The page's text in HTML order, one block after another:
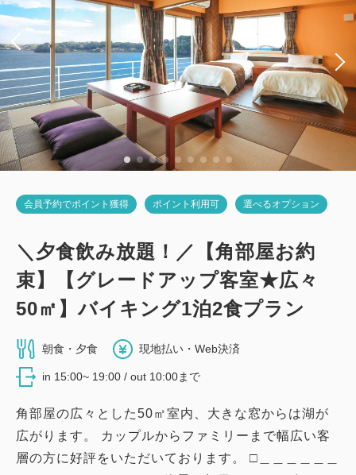
税・サービス料込
会員価格 19,380
大人2名1室
税・サービス料込
合計 20,400円~
詳細 日付を選択
会員予約でポイント獲得 ポイント利用可 選べるオプション
＼夕食飲み放題！／【角部屋お約
束】【グレードアップ客室★広々
50㎡】バイキング1泊2食プラン
朝食・夕食 現地払い・Web決済
in 15:00~ 19:00 / out 10:00まで
角部屋の広々とした50㎡室内、大きな窓からは湖が
広がります。 カップルからファミリーまで幅広い客
層の方に好評をいただいております。 □＿＿＿＿＿＿